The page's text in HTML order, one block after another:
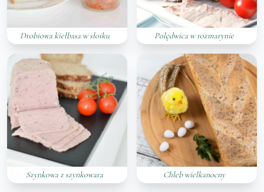
Drobiowa kiełbasa w słoiku Polędwica w rozmarynie
Szynkowa z szynkowara Chleb wielkanocny